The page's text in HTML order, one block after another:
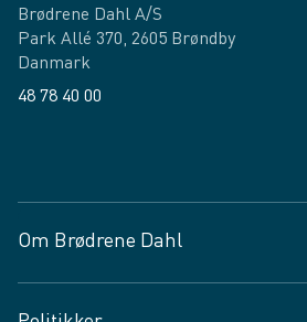
Brødrene Dahl A/S
Park Allé 370, 2605 Brøndby
Danmark
48 78 40 00
Om Brødrene Dahl